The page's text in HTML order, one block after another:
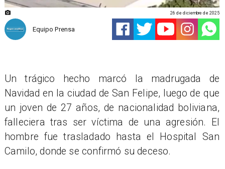
Equipo Prensa
26 de diciembre de 2025
Un trágico hecho marcó la madrugada de
Navidad en la ciudad de San Felipe, luego de que
un joven de 27 años, de nacionalidad boliviana,
falleciera tras ser víctima de una agresión. El
hombre fue trasladado hasta el Hospital San
Camilo, donde se confirmó su deceso.